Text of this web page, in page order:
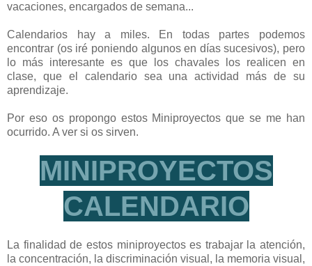
vacaciones, encargados de semana...
Calendarios hay a miles. En todas partes podemos
encontrar (os iré poniendo algunos en días sucesivos), pero
lo más interesante es que los chavales los realicen en
clase, que el calendario sea una actividad más de su
aprendizaje.
Por eso os propongo estos Miniproyectos que se me han
ocurrido. A ver si os sirven.
MINIPROYECTOS
CALENDARIO
La finalidad de estos miniproyectos es trabajar la atención,
la concentración, la discriminación visual, la memoria visual,